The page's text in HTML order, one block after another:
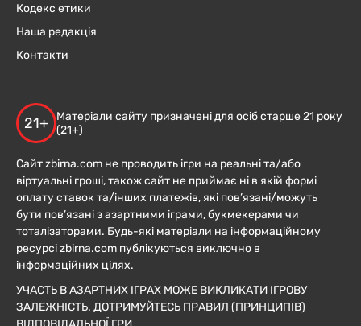
Кодекс етики
Наша редакція
Контакти
21+
Матеріали сайту призначені для осіб старше 21 року
(21+)
Сайт zbirna.com не проводить ігри на реальні та/або
віртуальні гроші, також сайт не приймає ні в якій формі
оплату ставок та/інших платежів, які пов’язані/можуть
бути пов’язані з азартними іграми, букмекерами чи
тоталізаторами. Будь-які матеріали на інформаційному
ресурсі zbirna.com публікуються виключно в
інформаційних цілях.
УЧАСТЬ В АЗАРТНИХ ІГРАХ МОЖЕ ВИКЛИКАТИ ІГРОВУ
ЗАЛЕЖНІСТЬ. ДОТРИМУЙТЕСЬ ПРАВИЛ (ПРИНЦИПІВ)